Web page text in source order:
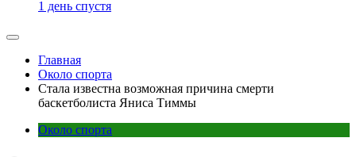
1 день спустя
Главная
Около спорта
Стала известна возможная причина смерти
баскетболиста Яниса Тиммы
Около спорта